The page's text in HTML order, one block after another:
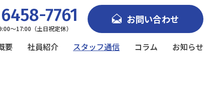
7761
～17:00（土日祝定休）
お問い合わせ
要 社員紹介 スタッフ通信 コラム お知らせ